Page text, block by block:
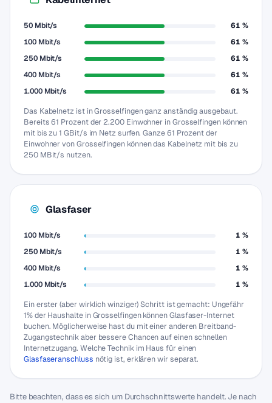
50 Mbit/s
61 %
100 Mbit/s
61 %
250 Mbit/s
61 %
400 Mbit/s
61 %
1.000 Mbit/s
61 %
Das Kabelnetz ist in Grosselfingen ganz anständig ausgebaut.
Bereits 61 Prozent der 2.200 Einwohner in Grosselfingen können
mit bis zu 1 GBit/s im Netz surfen. Ganze 61 Prozent der
Einwohner von Grosselfingen können das Kabelnetz mit bis zu
250 MBit/s nutzen.
Glasfaser
100 Mbit/s
1 %
250 Mbit/s
1 %
400 Mbit/s
1 %
1.000 Mbit/s
1 %
Ein erster (aber wirklich winziger) Schritt ist gemacht: Ungefähr
1% der Haushalte in Grosselfingen können Glasfaser-Internet
buchen. Möglicherweise hast du mit einer anderen Breitband-
Zugangstechnik aber bessere Chancen auf einen schnellen
Internetzugang. Welche Technik im Haus für einen
Glasfaseranschluss nötig ist, erklären wir separat.
Bitte beachten, dass es sich um Durchschnittswerte handelt. Je nach